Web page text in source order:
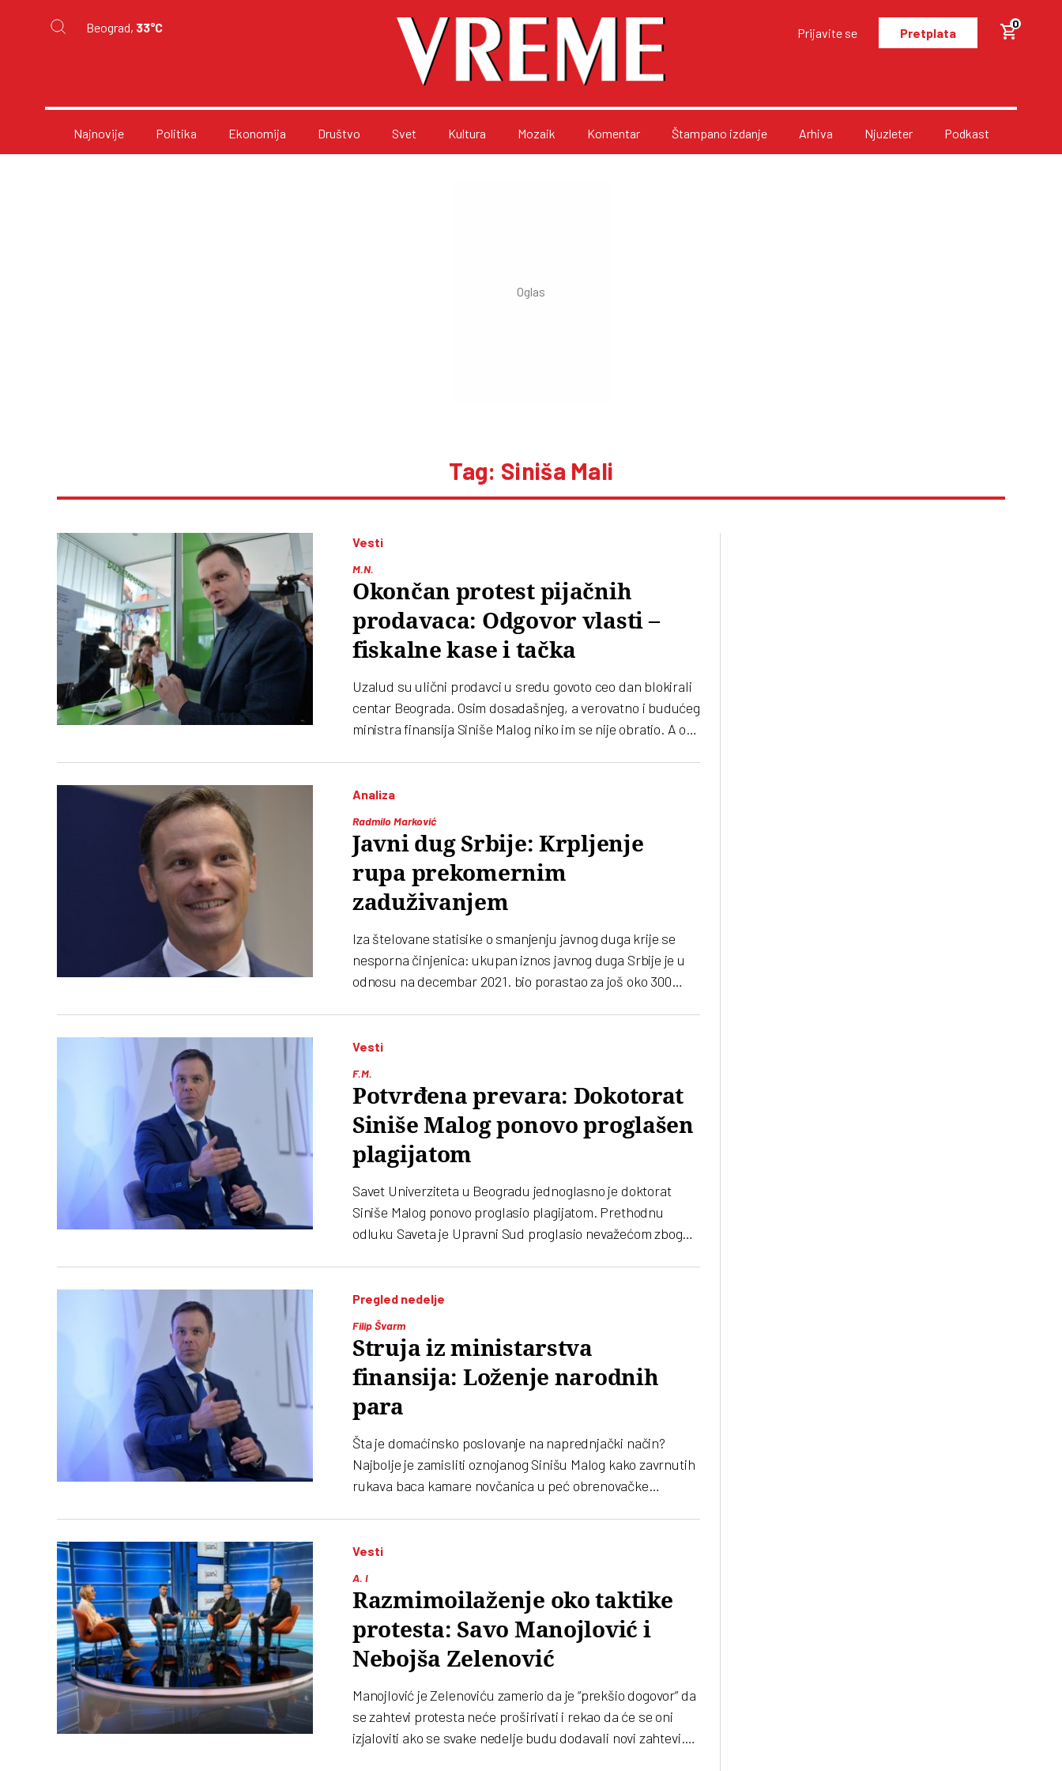
Beograd, 33°C Prijavite se Pretplata
0
Najnovije Politika Ekonomija Društvo Svet Kultura Mozaik Komentar Štampano izdanje Arhiva Njuzleter Podkast
Tag: Siniša Mali
Vesti
M.N.
Okončan protest pijačnih
prodavaca: Odgovor vlasti –
fiskalne kase i tačka
Uzalud su ulični prodavci u sredu govoto ceo dan blokirali
centar Beograda. Osim dosadašnjeg, a verovatno i budućeg
ministra finansija Siniše Malog niko im se nije obratio. A on
Analiza
Radmilo Marković
Javni dug Srbije: Krpljenje
rupa prekomernim
zaduživanjem
Iza štelovane statisike o smanjenju javnog duga krije se
nesporna činjenica: ukupan iznos javnog duga Srbije je u
odnosu na decembar 2021. bio porastao za još oko 300
bi do kraja godine mogao da premaši 10 milijardi evra, a
izostaju i direktne strane investicije. Pitanje je od čega će
se javni dug plaćati, osim novim zaduživanjem
Vesti
F.M.
Potvrđena prevara: Dokotorat
Siniše Malog ponovo proglašen
plagijatom
Savet Univerziteta u Beogradu jednoglasno je doktorat
Siniše Malog ponovo proglasio plagijatom. Prethodnu
odluku Saveta je Upravni Sud proglasio nevažećom zbog
Pregled nedelje
Filip Švarm
Struja iz ministarstva
finansija: Loženje narodnih
para
Šta je domaćinsko poslovanje na naprednjački način?
Najbolje je zamisliti oznojanog Sinišu Malog kako zavrnutih
rukava baca kamare novčanica u peć obrenovačke
Vesti
A. I
Razmimoilaženje oko taktike
protesta: Savo Manojlović i
Nebojša Zelenović
Manojlović je Zelenoviću zamerio da je “prekšio dogovor” da
se zahtevi protesta neće proširivati i rekao da će se oni
izjaloviti ako se svake nedelje budu dodavali novi zahtevi.